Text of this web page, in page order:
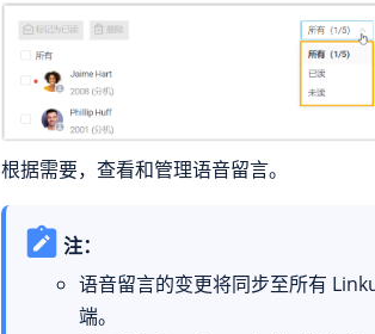
根据需要，查看和管理语音留言。
注：
语音留言的变更将同步至所有
端。